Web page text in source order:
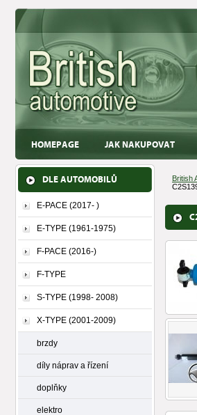
HOMEPAGE JAK NAKUPOVAT
DLE AUTOMOBILŮ
E-PACE (2017- )
E-TYPE (1961-1975)
F-PACE (2016-)
F-TYPE
S-TYPE (1998- 2008)
X-TYPE (2001-2009)
brzdy
díly náprav a řízení
doplňky
elektro
British